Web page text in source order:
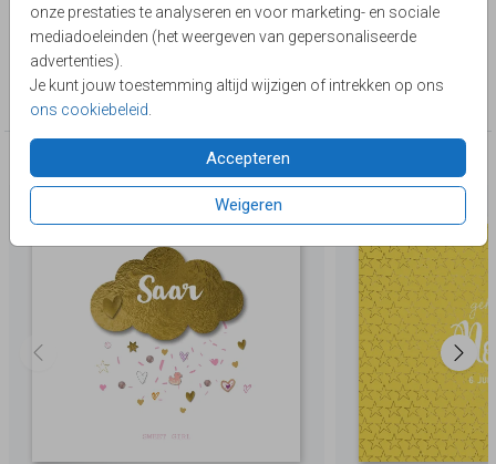
onze prestaties te analyseren en voor marketing- en sociale
mediadoeleinden (het weergeven van gepersonaliseerde
advertenties).
Je kunt jouw toestemming altijd wijzigen of intrekken op ons
ons cookiebeleid
Accepteren
Weigeren
(goud is een look)
Toon meer
Collectie
Belgisch vierkant
Deze producten zijn wellicht ook iets voor je